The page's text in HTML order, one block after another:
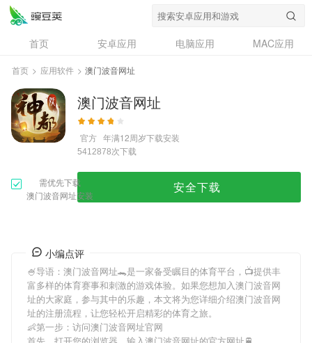
首页 安卓应用 电脑应用
MAC应用
资讯
专题
问答
首页 > 应用软件 > 澳门波音网址
澳门波音网址
官方 年满12周岁下载安装
5412878次下载
需优先下载
澳门波音网址安装
安全下载
小编点评
🍧导语： 澳门波音网址🐊是一家备受瞩目的体育平台，📺提供丰
富多样的体育赛事和刺激的游戏体验。如果您想加入澳门波音网
址的大家庭，参与其中的乐趣，本文将为您详细介绍澳门波音网
址的注册流程，让您轻松开启精彩的体育之旅。
👶第一步：访问澳门波音网址官网